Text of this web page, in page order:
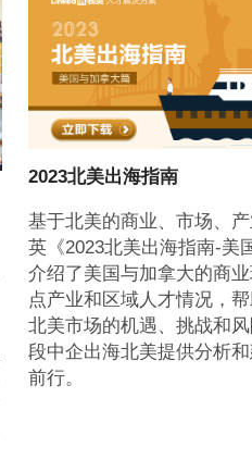
2023北美出海指南
基于北美的商业、市场、
英《2023北美出海指南-美
介绍了美国与加拿大的商
点产业和区域人才情况，
北美市场的机遇、挑战和
段中企出海北美提供分析
前行。